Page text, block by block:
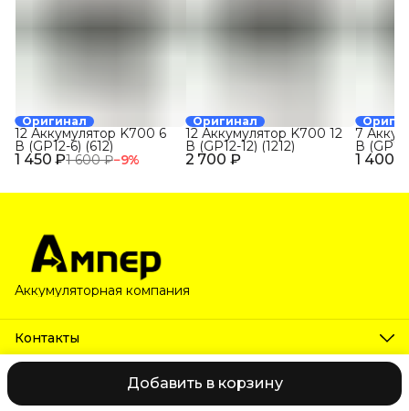
Добавить в корзину
Оригинал
1 450 ₽1 600 ₽−9%
12 Аккумулятор K700 6
В (GP12-6) (612)
Оригинал
2 700 ₽
12 Аккумулятор K700 12
В (GP12-12) (1212)
1 400 ₽
7
В (GP7-
Аккумуляторная компания
Контакты
Телефон
8 (800) 222-63-80
2026 © Ампер. Все права защищены.Оплата